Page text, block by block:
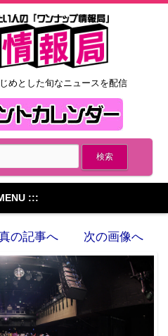
めとした旬なニュースを配信
:::
の記事へ 次の画像へ